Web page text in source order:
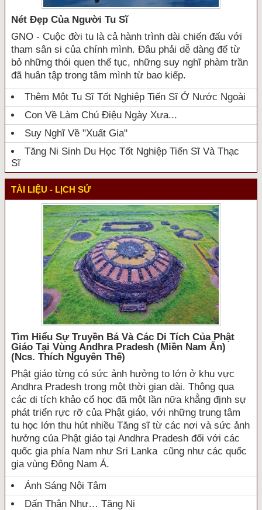
Nét Đẹp Của Người Tu Sĩ
GNO - Cuộc đời tu là cả hành trình dài chiến đấu với
tham sân si của chính mình. Đâu phải dễ dàng để từ
bỏ những thói quen thế tục, những suy nghĩ phàm trần
đã huân tập trong tâm mình từ bao kiếp.
Thêm Một Tu Sĩ Tốt Nghiệp Tiến Sĩ Ở Nước Ngoài
Con Về Làm Chú Điệu Ngày Xưa...
Suy Nghĩ Về "xuất Gia"
Tăng Ni Sinh Du Học Tốt Nghiệp Tiến Sĩ Và Thạc
Sĩ
TÀI LIỆU - LỊCH SỬ
Tìm Hiểu Sự Truyền Bá Và Các Di Tích Của Phật
Giáo Tại Vùng Andhra Pradesh (miền Nam Ấn)
(ncs. Thích Nguyên Thế)
Phật giáo từng có sức ảnh hưởng to lớn ở khu vực
Andhra Pradesh trong một thời gian dài. Thông qua
các di tích khảo cổ học đã một lần nữa khẳng định sự
phát triển rực rỡ của Phật giáo, với những trung tâm
tu học lớn thu hút nhiều Tăng sĩ từ các nơi và sức ảnh
hưởng của Phật giáo tại Andhra Pradesh đối với các
quốc gia phía Nam như Sri Lanka cũng như các quốc
gia vùng Đông Nam Á.
Ánh Sáng Nội Tâm
Dấn Thân Như… Tăng Ni